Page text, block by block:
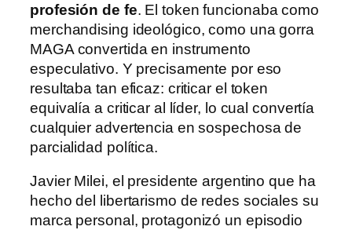
profesión de fe. El token funcionaba como
merchandising ideológico, como una gorra
MAGA convertida en instrumento
especulativo. Y precisamente por eso
resultaba tan eficaz: criticar el token
equivalía a criticar al líder, lo cual convertía
cualquier advertencia en sospechosa de
parcialidad política.
Javier Milei, el presidente argentino que ha
hecho del libertarismo de redes sociales su
marca personal, protagonizó un episodio